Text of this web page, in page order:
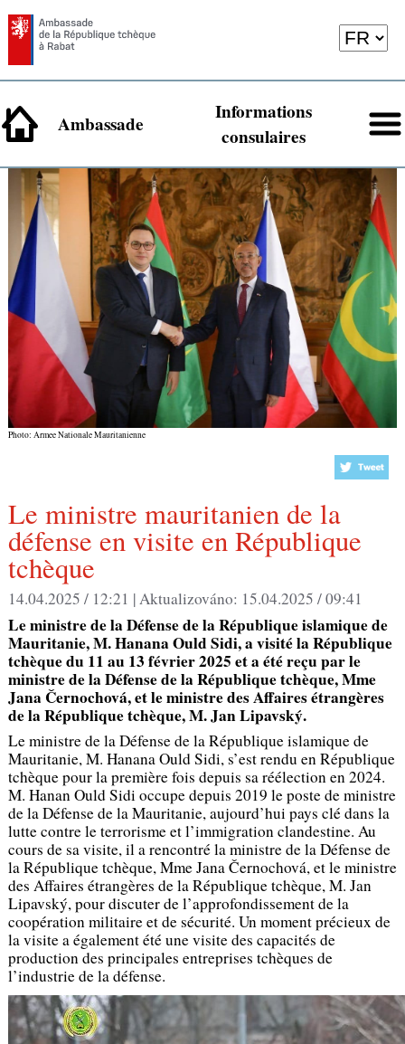
Ambassade
Informations
consulaires
Photo: Armee Nationale Mauritanienne
Le ministre mauritanien de la
défense en visite en République
tchèque
14.04.2025 / 12:21 |Aktualizováno: 15.04.2025 / 09:41
Le ministre de la Défense de la République islamique de
Mauritanie, M. Hanana Ould Sidi, a visité la République
tchèque du 11 au 13 février 2025 et a été reçu par le
ministre de la Défense de la République tchèque, Mme
Jana Černochová, et le ministre des Affaires étrangères
de la République tchèque, M. Jan Lipavský.
Le ministre de la Défense de la République islamique de
Mauritanie, M. Hanana Ould Sidi, s’est rendu en République
tchèque pour la première fois depuis sa réélection en 2024.
M. Hanan Ould Sidi occupe depuis 2019 le poste de ministre
de la Défense de la Mauritanie, aujourd’hui pays clé dans la
lutte contre le terrorisme et l’immigration clandestine. Au
cours de sa visite, il a rencontré la ministre de la Défense de
la République tchèque, Mme Jana Černochová, et le ministre
des Affaires étrangères de la République tchèque, M. Jan
Lipavský, pour discuter de l’approfondissement de la
coopération militaire et de sécurité. Un moment précieux de
la visite a également été une visite des capacités de
production des principales entreprises tchèques de
l’industrie de la défense.